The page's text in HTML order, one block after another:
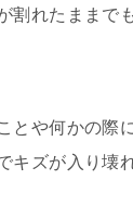
割れたままで
とや何かの際
キズが入り壊